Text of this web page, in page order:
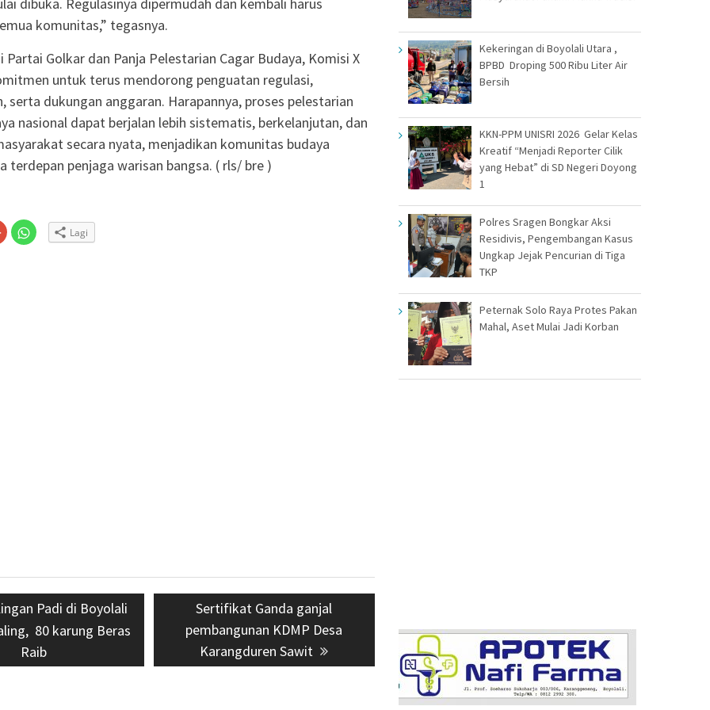
komunitas,” tegasnya.
Partai Golkar dan Panja Pelestarian Cagar Budaya, Komisi X
untuk terus mendorong penguatan regulasi,
serta dukungan anggaran. Harapannya, proses pelestarian
nasional dapat berjalan lebih sistematis, berkelanjutan, dan
secara nyata, menjadikan komunitas budaya
terdepan penjaga warisan bangsa. ( rls/ bre )
Klik
untuk
berbagi
Klik
untuk Lagi
Padi di Boyolali
80 karung Beras
Raib
Next
post:
Sertifikat Ganda ganjal
pembangunan KDMP Desa
Karangduren Sawit
Kekeringan di Boyolali Utara ,
BPBD Droping 500 Ribu Liter Air
Bersih
KKN-PPM UNISRI 2026 Gelar Kelas
Kreatif “Menjadi Reporter Cilik
yang Hebat” di SD Negeri Doyong
1
Polres Sragen Bongkar Aksi
Residivis, Pengembangan Kasus
Ungkap Jejak Pencurian di Tiga
TKP
Peternak Solo Raya Protes Pakan
Mahal, Aset Mulai Jadi Korban